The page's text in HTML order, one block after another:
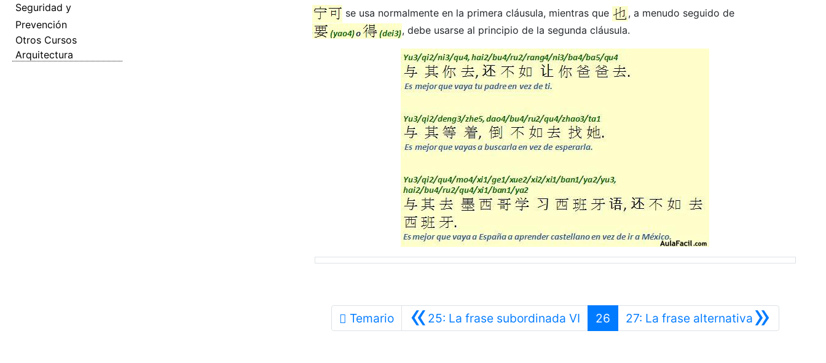
Seguridad y
Prevención
Otros Cursos
Arquitectura
se usa normalmente en la primera cláusula, mientras que
, a menudo seguido de
, debe usarse al principio de la segunda cláusula.
Temario «25: La frase subordinada VIAnterior
26 »
27: La frase alternativaSiguiente